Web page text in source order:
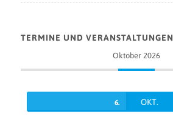
TERMINE UND VERANSTALTUNGEN
Oktober 2026
6. OKT.